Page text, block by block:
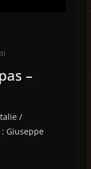
–
/
Giuseppe